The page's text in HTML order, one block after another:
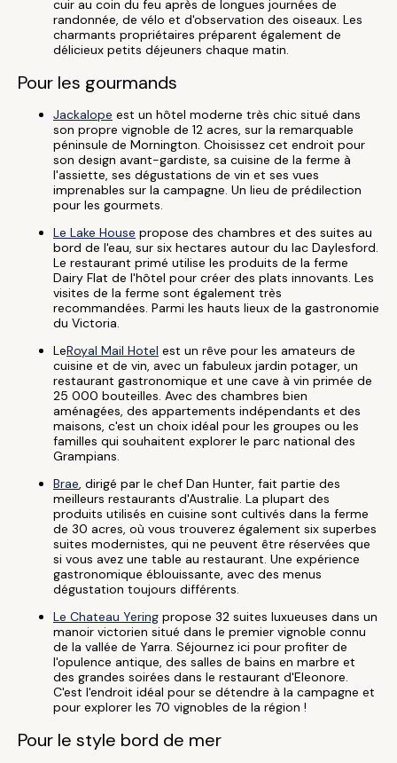
cuir au coin du feu après de longues journées de
randonnée, de vélo et d'observation des oiseaux. Les
charmants propriétaires préparent également de
délicieux petits déjeuners chaque matin.
Pour les gourmands
Jackalope est un hôtel moderne très chic situé dans
son propre vignoble de 12 acres, sur la remarquable
péninsule de Mornington. Choisissez cet endroit pour
son design avant-gardiste, sa cuisine de la ferme à
l'assiette, ses dégustations de vin et ses vues
imprenables sur la campagne. Un lieu de prédilection
pour les gourmets.
Le Lake House propose des chambres et des suites au
bord de l'eau, sur six hectares autour du lac Daylesford.
Le restaurant primé utilise les produits de la ferme
Dairy Flat de l'hôtel pour créer des plats innovants. Les
visites de la ferme sont également très
recommandées. Parmi les hauts lieux de la gastronomie
du Victoria.
LeRoyal Mail Hotel est un rêve pour les amateurs de
cuisine et de vin, avec un fabuleux jardin potager, un
restaurant gastronomique et une cave à vin primée de
25 000 bouteilles. Avec des chambres bien
aménagées, des appartements indépendants et des
maisons, c'est un choix idéal pour les groupes ou les
familles qui souhaitent explorer le parc national des
Grampians.
Brae, dirigé par le chef Dan Hunter, fait partie des
meilleurs restaurants d'Australie. La plupart des
produits utilisés en cuisine sont cultivés dans la ferme
de 30 acres, où vous trouverez également six superbes
suites modernistes, qui ne peuvent être réservées que
si vous avez une table au restaurant. Une expérience
gastronomique éblouissante, avec des menus
dégustation toujours différents.
Le Chateau Yering propose 32 suites luxueuses dans un
manoir victorien situé dans le premier vignoble connu
de la vallée de Yarra. Séjournez ici pour profiter de
l'opulence antique, des salles de bains en marbre et
des grandes soirées dans le restaurant d'Eleonore.
C'est l'endroit idéal pour se détendre à la campagne et
pour explorer les 70 vignobles de la région !
Pour le style bord de mer